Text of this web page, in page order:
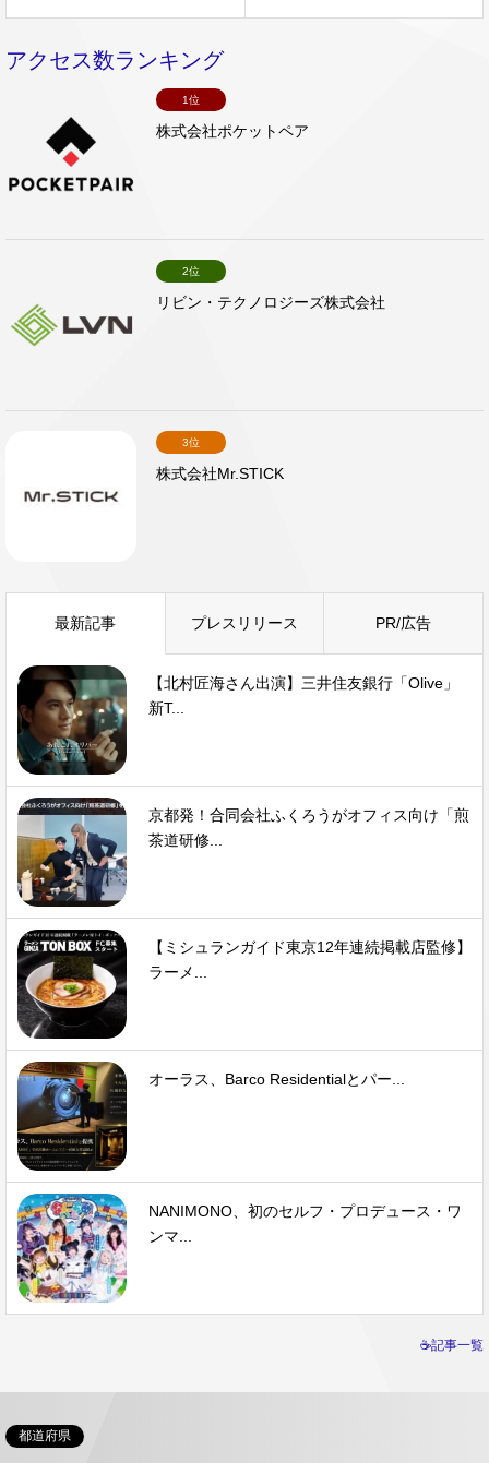
アクセス数ランキング
1位
株式会社ポケットペア
2位
リビン・テクノロジーズ株式会社
3位
株式会社Mr.STICK
最新記事 プレスリリース PR/広告
【北村匠海さん出演】三井住友銀行「Olive」
新T...
京都発！合同会社ふくろうがオフィス向け「煎
茶道研修...
【ミシュランガイド東京12年連続掲載店監修】
ラーメ...
オーラス、Barco Residentialとパー...
NANIMONO、初のセルフ・プロデュース・ワ
ンマ...
☕記事一覧
都道府県